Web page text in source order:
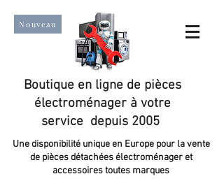
Nouveau
Boutique en ligne de pièces
électroménager à votre
service depuis 2005
Une disponibilité unique en Europe pour la vente
de pièces détachées électroménager et
accessoires toutes marques